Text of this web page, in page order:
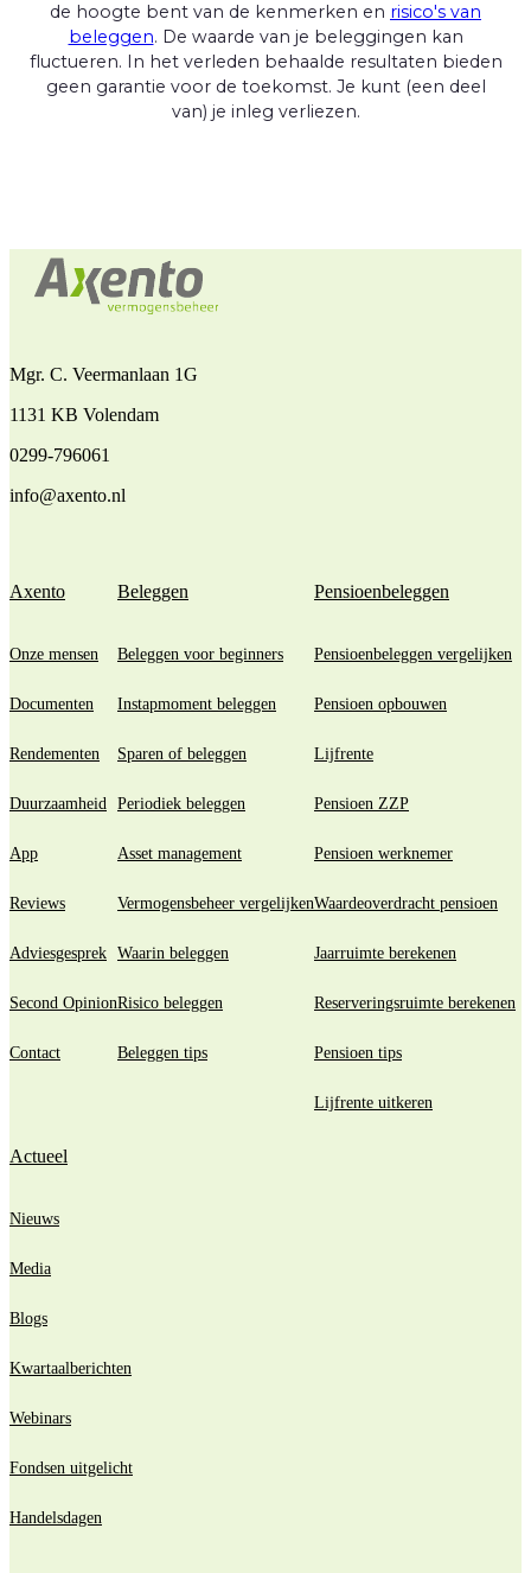
de hoogte bent van de kenmerken en risico's van
beleggen. De waarde van je beleggingen kan
fluctueren. In het verleden behaalde resultaten bieden
geen garantie voor de toekomst. Je kunt (een deel
van) je inleg verliezen.
Mgr. C. Veermanlaan 1G
1131 KB Volendam
0299-796061
info@axento.nl
Axento
Onze mensen
Documenten
Rendementen
Duurzaamheid
App
Reviews
Adviesgesprek
Second Opinion
Contact
Beleggen
Beleggen voor beginners
Instapmoment beleggen
Sparen of beleggen
Periodiek beleggen
Asset management
Vermogensbeheer vergelijken
Waarin beleggen
Risico beleggen
Beleggen tips
Pensioenbeleggen
Pensioenbeleggen vergelijken
Pensioen opbouwen
Lijfrente
Pensioen ZZP
Pensioen werknemer
Waardeoverdracht pensioen
Jaarruimte berekenen
Reserveringsruimte berekenen
Pensioen tips
Lijfrente uitkeren
Actueel
Nieuws
Media
Blogs
Kwartaalberichten
Webinars
Fondsen uitgelicht
Handelsdagen